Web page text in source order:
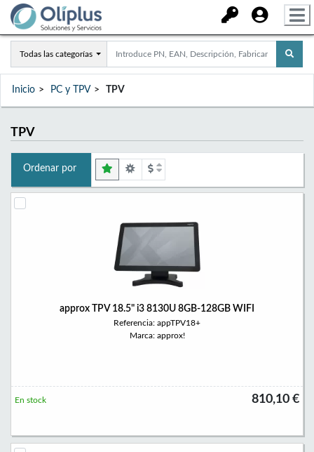
Todas las categorías
Inicio PC y TPV TPV
TPV
Ordenar por
approx TPV 18.5" i3 8130U 8GB-128GB WIFI
Referencia: appTPV18+
Marca: approx!
810,10 €
En stock